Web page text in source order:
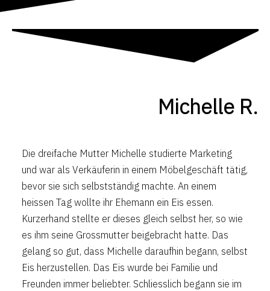
Michelle R.
Die dreifache Mutter Michelle studierte Marketing
und war als Verkäuferin in einem Möbelgeschäft tätig,
bevor sie sich selbstständig machte. An einem
heissen Tag wollte ihr Ehemann ein Eis essen.
Kurzerhand stellte er dieses gleich selbst her, so wie
es ihm seine Grossmutter beigebracht hatte. Das
gelang so gut, dass Michelle daraufhin begann, selbst
Eis herzustellen. Das Eis wurde bei Familie und
Freunden immer beliebter. Schliesslich begann sie im